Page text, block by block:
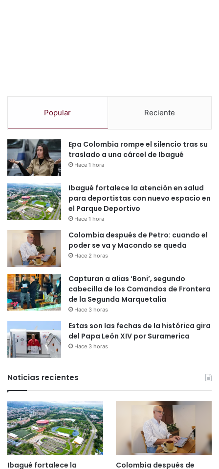
Popular Reciente
Epa Colombia rompe el silencio tras su
traslado a una cárcel de Ibagué
Hace 1 hora
Ibagué fortalece la atención en salud
para deportistas con nuevo espacio en
el Parque Deportivo
Hace 1 hora
Colombia después de Petro: cuando el
poder se va y Macondo se queda
Hace 2 horas
Capturan a alias ‘Boni’, segundo
cabecilla de los Comandos de Frontera
de la Segunda Marquetalia
Hace 3 horas
Estas son las fechas de la histórica gira
del Papa León XIV por Suramerica
Hace 3 horas
Noticias recientes
Ibagué fortalece la Colombia después de